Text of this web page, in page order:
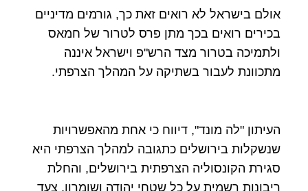
אולם בישראל לא רואים זאת כך, גורמים מדיניים
בכירים רואים בכך מתן פרס לטרור של חמאס
ולתמיכה בטרור מצד הרש"פ וישראל איננה
מתכוונת לעבור בשתיקה על המהלך הצרפתי.
העיתון "לה מונד", דיווח כי אחת מהאפשרויות
שנשקלות בירושלים כתגובה למהלך הצרפתי היא
סגירת הקונסוליה הצרפתית בירושלים, והחלת
ריבונות רשמית על כל שטחי יהודה ושומרון, צעד